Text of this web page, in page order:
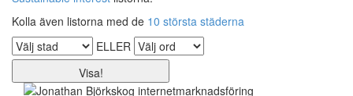
Kolla även listorna med de 10 största städerna
ELLER